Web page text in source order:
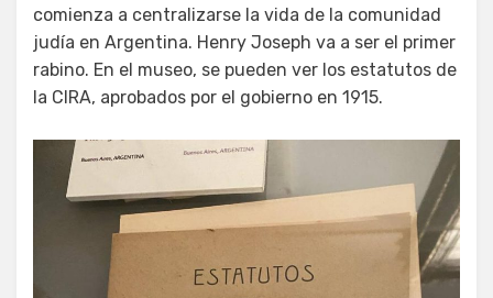
comienza a centralizarse la vida de la comunidad
judía en Argentina. Henry Joseph va a ser el primer
rabino. En el museo, se pueden ver los estatutos de
la CIRA, aprobados por el gobierno en 1915.